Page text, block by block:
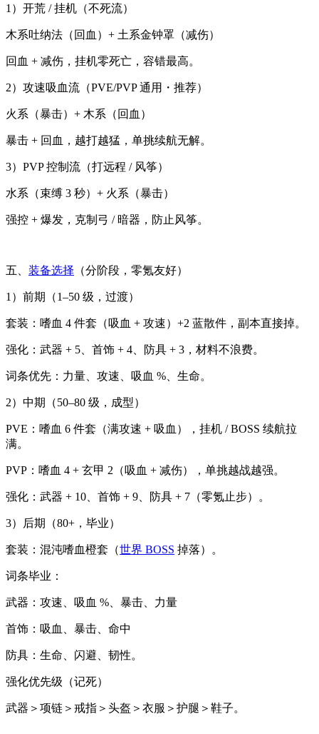
1）开荒 / 挂机（不死流）
木系吐纳法（回血）+ 土系金钟罩（减伤）
回血 + 减伤，挂机零死亡，容错最高。
2）攻速吸血流（PVE/PVP 通用・推荐）
火系（暴击）+ 木系（回血）
暴击 + 回血，越打越猛，单挑续航无解。
3）PVP 控制流（打远程 / 风筝）
水系（束缚 3 秒）+ 火系（暴击）
强控 + 爆发，克制弓 / 暗器，防止风筝。
五、 装备选择 （分阶段，零氪友好）
1）前期（1–50 级，过渡）
套装：嗜血 4 件套（吸血 + 攻速）+2 蓝散件，副本直接掉。
强化：武器 + 5、首饰 + 4、防具 + 3，材料不浪费。
词条优先：力量、攻速、吸血 %、生命。
2）中期（50–80 级，成型）
PVE：嗜血 6 件套（满攻速 + 吸血），挂机 / BOSS 续航拉
满。
PVP：嗜血 4 + 玄甲 2（吸血 + 减伤），单挑越战越强。
强化：武器 + 10、首饰 + 9、防具 + 7（零氪止步）。
3）后期（80+，毕业）
套装：混沌嗜血橙套（世界 BOSS 掉落）。
词条毕业：
武器：攻速、吸血 %、暴击、力量
首饰：吸血、暴击、命中
防具：生命、闪避、韧性。
强化优先级（记死）
武器＞项链＞戒指＞头盔＞衣服＞护腿＞鞋子。